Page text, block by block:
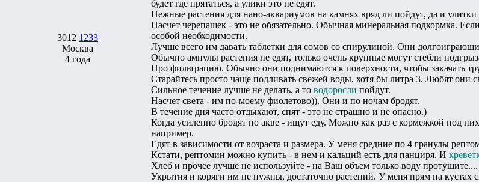
3012 1233
Москва
4 года
будет где прятаться, а улики это не едят.
Нежные растения для нано-аквариумов на камнях вряд ли пойдут, да и
Насчет черепашек - это не обязательно. Обычная минеральная подкормка.
особой необходимости.
Лучше всего им давать таблетки для сомов со спирулиной. Они
Обычно ампулы растения не едят, только очень крупные могут стебли
Про фильтрацию. Обычно они поднимаются к поверхности, чтобы закачать
Старайтесь просто чаще подливать свежей воды, хотя бы литра 3. Любят они
Сильное течение лучше не делать, а то водоросли пойдут.
Насчет света - им по-моему фиолетово)). Они и по ночам бродят.
В течение дня часто отдыхают, спят - это не страшно и не опасно.)
Когда усиленно бродят по акве - ищут еду. Можно как раз с кормежкой под
например.
Едят в зависимости от возраста и размера. У меня средние по 4 гранулы
Кстати, рептомин можно купить - в нем и кальций есть для панциря. И
Хлеб и прочее лучше не используйте - на Ваш объем только воду протушите....
Укрытия и коряги им не нужны, достаточно растений. У меня прям на кустах